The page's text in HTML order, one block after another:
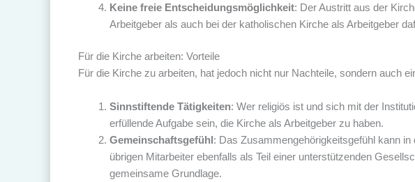
Keine freie Entscheidungsmöglichkeit: Der Austritt aus der
Arbeitgeber als auch bei der katholischen Kirche als Arbeitgeber
Für die Kirche arbeiten: Vorteile
Für die Kirche zu arbeiten, hat jedoch nicht nur Nachteile, sondern auch
Sinnstiftende Tätigkeiten: Wer religiös ist und sich mit der
erfüllende Aufgabe sein, die Kirche als Arbeitgeber zu haben.
Gemeinschaftsgefühl: Das Zusammengehörigkeitsgefühl kann
übrigen Mitarbeiter ebenfalls als Teil einer unterstützenden
gemeinsame Grundlage.